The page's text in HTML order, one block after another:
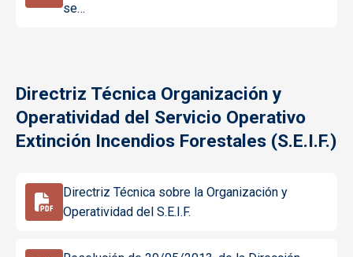
se…
Directriz Técnica Organización y
Operatividad del Servicio Operativo
Extinción Incendios Forestales (S.E.I.F.)
Directriz Técnica sobre la Organización y
Operatividad del S.E.I.F.